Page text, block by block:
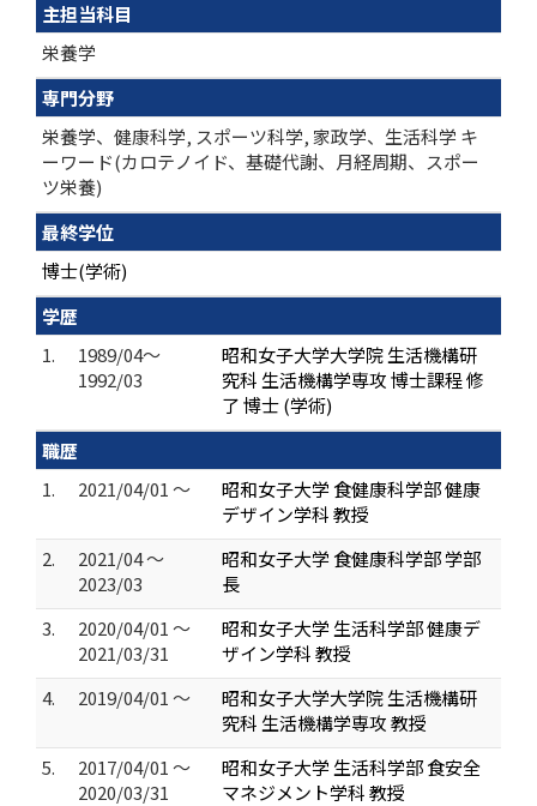
主担当科目
栄養学
専門分野
栄養学、健康科学, スポーツ科学, 家政学、生活科学 キ
ーワード(カロテノイド、基礎代謝、月経周期、スポー
ツ栄養)
最終学位
博士(学術)
学歴
1.
1989/04～
1992/03
昭和女子大学大学院 生活機構研
究科 生活機構学専攻 博士課程 修
了 博士 (学術)
職歴
1.
2021/04/01 ～
昭和女子大学 食健康科学部 健康
デザイン学科 教授
2.
2021/04 ～
2023/03
昭和女子大学 食健康科学部 学部
長
3.
2020/04/01 ～
2021/03/31
昭和女子大学 生活科学部 健康デ
ザイン学科 教授
4.
2019/04/01 ～
昭和女子大学大学院 生活機構研
究科 生活機構学専攻 教授
5.
2017/04/01 ～
2020/03/31
昭和女子大学 生活科学部 食安全
マネジメント学科 教授